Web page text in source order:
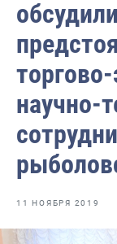
Отраслевые
Выставки и
Научно-
Рыбоохрана
Отрасль в
Укрепление
научно-
11 НОЯБРЯ 2019